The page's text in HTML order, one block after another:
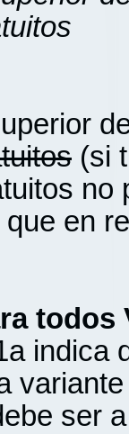
(si
en
todos
indica
ser